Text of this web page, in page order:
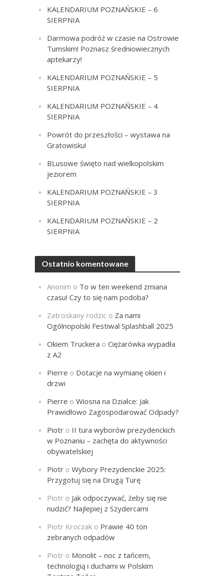
KALENDARIUM POZNAŃSKIE – 6
SIERPNIA
Darmowa podróż w czasie na Ostrowie
Tumskim! Poznasz średniowiecznych
aptekarzy!
KALENDARIUM POZNAŃSKIE – 5
SIERPNIA
KALENDARIUM POZNAŃSKIE – 4
SIERPNIA
Powrót do przeszłości – wystawa na
Gratowisku!
BLusowe święto nad wielkopolskim
jeziorem
KALENDARIUM POZNAŃSKIE – 3
SIERPNIA
KALENDARIUM POZNAŃSKIE – 2
SIERPNIA
Ostatnio komentowane
Anonim o To w ten weekend zmiana
czasu! Czy to się nam podoba?
Zatroskany rodzic o Za nami
Ogólnopolski Festiwal Splashball 2025
Okiem Truckera oCiężarówka wypadła
z A2
Pierre o Dotacje na wymianę okien i
drzwi
Pierre oWiosna na Działce: Jak
Prawidłowo Zagospodarować Odpady?
Piotr o II tura wyborów prezydenckich
w Poznaniu – zachęta do aktywności
obywatelskiej
Piotr oWybory Prezydenckie 2025:
Przygotuj się na Drugą Turę
Piotr o Jak odpoczywać, żeby się nie
nudzić? Najlepiej z Szydercami
Piotr Kroczak o Prawie 40 ton
zebranych odpadów
Piotr o Monolit – noc z tańcem,
technologią i duchami w Polskim